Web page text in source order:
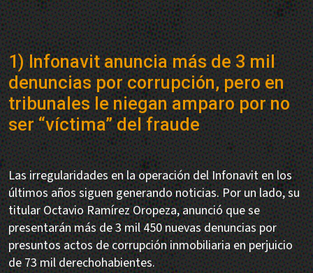
1) Infonavit anuncia más de 3 mil
denuncias por corrupción, pero en
tribunales le niegan amparo por no
ser “víctima” del fraude
Las irregularidades en la operación del Infonavit en los
últimos años siguen generando noticias. Por un lado, su
titular Octavio Ramírez Oropeza, anunció que se
presentarán más de 3 mil 450 nuevas denuncias por
presuntos actos de corrupción inmobiliaria en perjuicio
de 73 mil derechohabientes.